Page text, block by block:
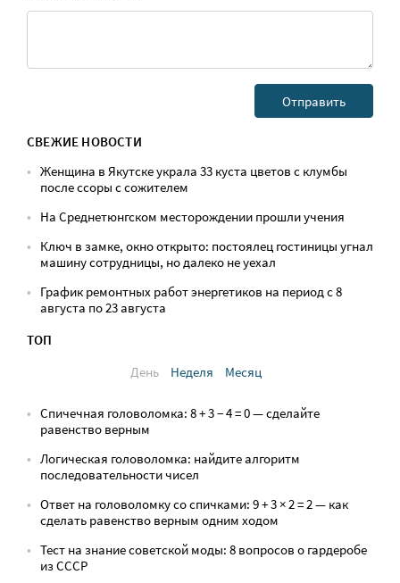
СВЕЖИЕ НОВОСТИ
Женщина в Якутске украла 33 куста цветов с клумбы
после ссоры с сожителем
На Среднетюнгском месторождении прошли учения
Ключ в замке, окно открыто: постоялец гостиницы угнал
машину сотрудницы, но далеко не уехал
График ремонтных работ энергетиков на период с 8
августа по 23 августа
ТОП
День
Неделя Месяц
Спичечная головоломка: 8 + 3 − 4 = 0 — сделайте
равенство верным
Логическая головоломка: найдите алгоритм
последовательности чисел
Ответ на головоломку со спичками: 9 + 3 × 2 = 2 — как
сделать равенство верным одним ходом
Тест на знание советской моды: 8 вопросов о гардеробе
из СССР